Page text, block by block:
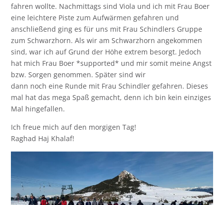
fahren wollte. Nachmittags sind Viola und ich mit Frau Boer
eine leichtere Piste zum Aufwärmen gefahren und
anschließend ging es für uns mit Frau Schindlers Gruppe
zum Schwarzhorn. Als wir am Schwarzhorn angekommen
sind, war ich auf Grund der Höhe extrem besorgt. Jedoch
hat mich Frau Boer *supported* und mir somit meine Angst
bzw. Sorgen genommen. Später sind wir
dann noch eine Runde mit Frau Schindler gefahren. Dieses
mal hat das mega Spaß gemacht, denn ich bin kein einziges
Mal hingefallen.
Ich freue mich auf den morgigen Tag!
Raghad Haj Khalaf!